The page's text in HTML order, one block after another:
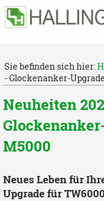
Sie befinden sich hier:
- Glockenanker-
Neuheiten
M5000
Neues Leben für
Upgrade für